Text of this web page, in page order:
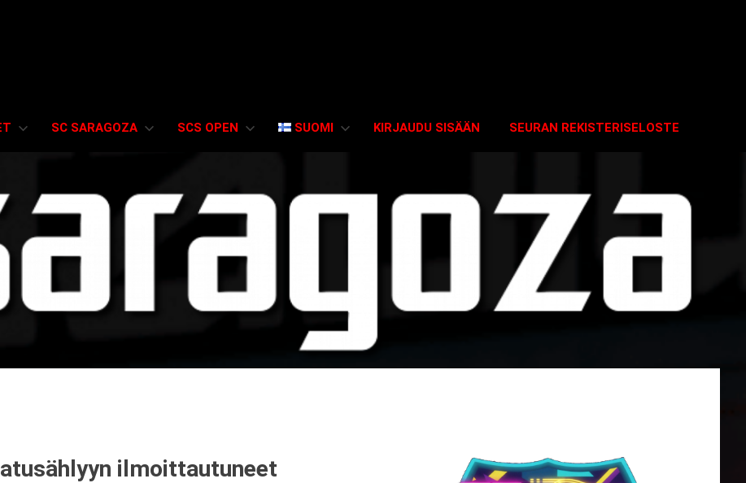
SC SARAGOZA SCS OPEN SUOMI KIRJAUDU SISÄÄN SEURAN REKISTERISELOSTE
ilmoittautuneet